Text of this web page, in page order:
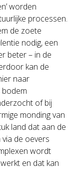
worden
processen.
de zoete
nodig, een
beter – in de
kan de
naar
of bij
monding van
land dat aan de
de oevers
wordt
en dat kan